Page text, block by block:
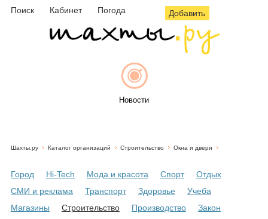
Поиск Кабинет Погода Добавить
Новости
Объявления
Шахты.ру Каталог организаций Строительство Окна и двери
Город Hi-Tech Мода и красота Спорт
Отдых
СМИ и реклама
Транспорт Здоровье
Учеба
Магазины
Строительство Производство
Закон